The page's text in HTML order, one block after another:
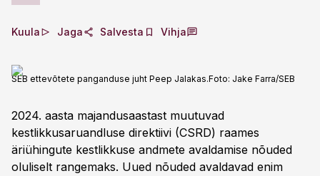
Kuula Jaga Salvesta Vihja
SEB ettevõtete panganduse juht Peep Jalakas.Foto: Jake Farra/SEB
2024. aasta majandusaastast muutuvad
kestlikkusaruandluse direktiivi (CSRD) raames
äriühingute kestlikkuse andmete avaldamise nõuded
oluliselt rangemaks. Uued nõuded avaldavad enim